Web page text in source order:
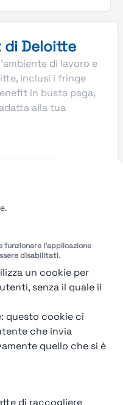
funzionare l'applicazione
disabilitati.
un cookie per
senza il quale il
questo cookie ci
che invia
quello che si è
di raccogliere
Deloitte
di lavoro e
inclusi i fringe
in busta paga,
alla tua
loggato
vedere